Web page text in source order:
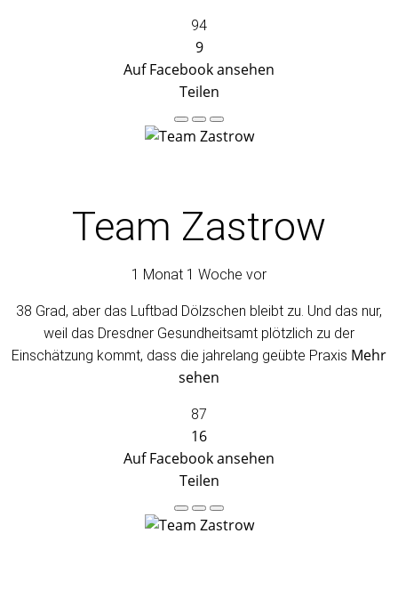
94
9
Auf Facebook ansehen
Teilen
Team Zastrow
1 Monat 1 Woche vor
38 Grad, aber das Luftbad Dölzschen bleibt zu. Und das nur,
weil das Dresdner Gesundheitsamt plötzlich zu der
Einschätzung kommt, dass die jahrelang geübte Praxis Mehr
sehen
87
16
Auf Facebook ansehen
Teilen